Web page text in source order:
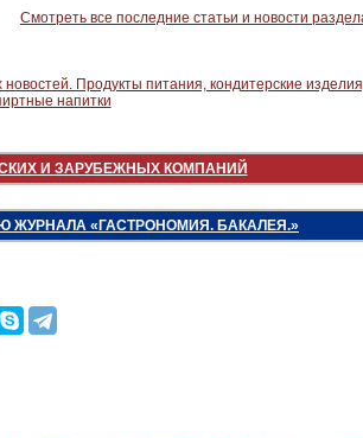
Смотреть все последние статьи и новости
И ЗАРУБЕЖНЫХ КОМПАНИЙ
ЖУРНАЛА «ГАСТРОНОМИЯ. БАКАЛЕЯ.»